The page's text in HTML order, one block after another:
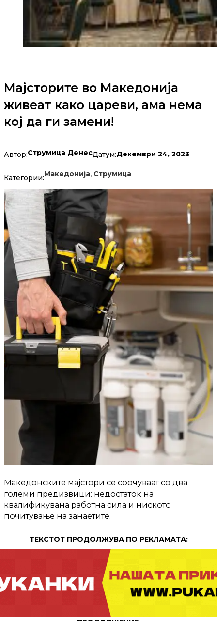
Мајсторите во Македонија
живеат како цареви, ама нема
кој да ги замени!
Автор:Струмица ДенесДатум:Декември 24, 2023
Категории:Македонија, Струмица
Македонските мајстори се соочуваат со два
големи предизвици: недостаток на
квалификувана работна сила и ниското
почитување на занаетите.
ТЕКСТОТ ПРОДОЛЖУВА ПО РЕКЛАМАТА: